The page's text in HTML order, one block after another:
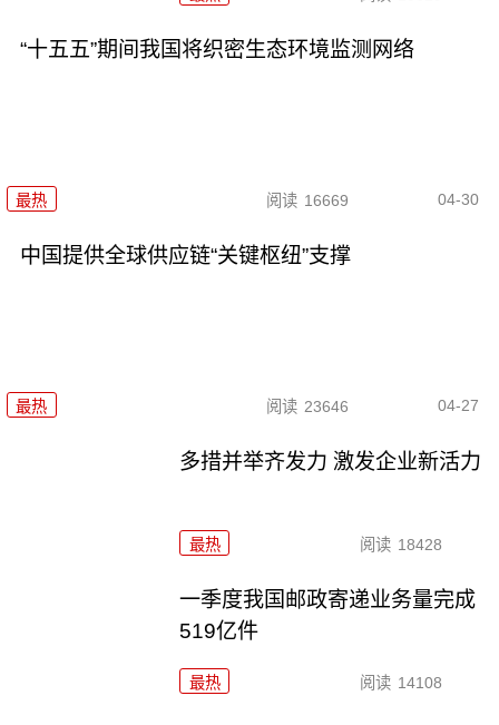
“十五五”期间我国将织密生态环境监测网络
最热 阅读 16669 04-30
中国提供全球供应链“关键枢纽”支撑
最热 阅读 23646 04-27
多措并举齐发力 激发企业新活力
最热 阅读 18428
一季度我国邮政寄递业务量完成
519亿件
最热 阅读 14108